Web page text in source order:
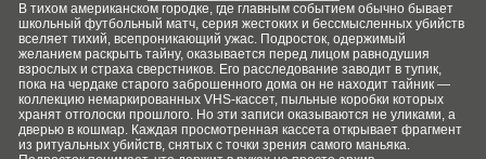
В тихом американском городке, где главным событием обычно бывает
школьный футбольный матч, серия жестоких и бессмысленных убийств
вселяет тихий, всепроникающий ужас. Подросток, одержимый
желанием раскрыть тайну, оказывается перед лицом равнодушия
взрослых и страха сверстников. Его расследование заводит в тупик,
пока на чердаке старого заброшенного дома он не находит тайник —
коллекцию немаркированных VHS-кассет, пыльные коробки которых
хранят отголоски прошлого. Но эти записи оказываются не уликами, а
дверью в кошмар. Каждая просмотренная кассета открывает фрагмент
из ритуальных убийств, снятых с точки зрения самого маньяка.